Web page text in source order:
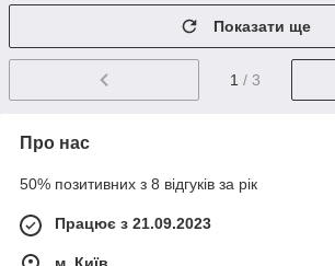
Показати ще
1 / 3
Про нас
50% позитивних з 8 відгуків за рік
Працює з 21.09.2023